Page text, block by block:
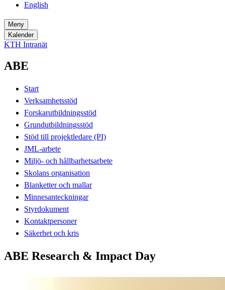
English
Meny
Kalender
KTH Intranät
ABE
Start
Verksamhetsstöd
Forskarutbildningsstöd
Grundutbildningsstöd
Stöd till projektledare (PI)
JML-arbete
Miljö- och hållbarhetsarbete
Skolans organisation
Blanketter och mallar
Minnesanteckningar
Styrdokument
Kontaktpersoner
Säkerhet och kris
ABE Research & Impact Day